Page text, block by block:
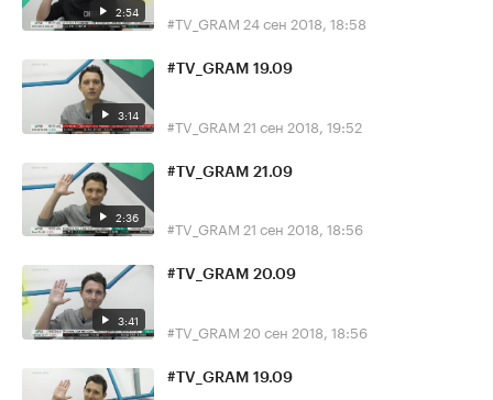
2:54 #TV_GRAM 24 сен 2018, 18:58
3:14
#TV_GRAM 19.09
#TV_GRAM 21 сен 2018, 19:52
2:36
#TV_GRAM 21.09
#TV_GRAM 21 сен 2018, 18:56
3:41
#TV_GRAM 20.09
#TV_GRAM 20 сен 2018, 18:56
#TV_GRAM 19.09